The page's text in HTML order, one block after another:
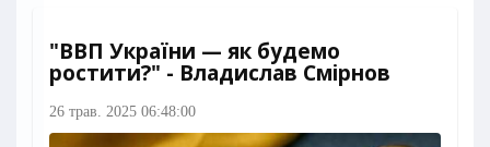
"ВВП України — як будемо
ростити?" - Владислав Смірнов
26 трав. 2025 06:48:00